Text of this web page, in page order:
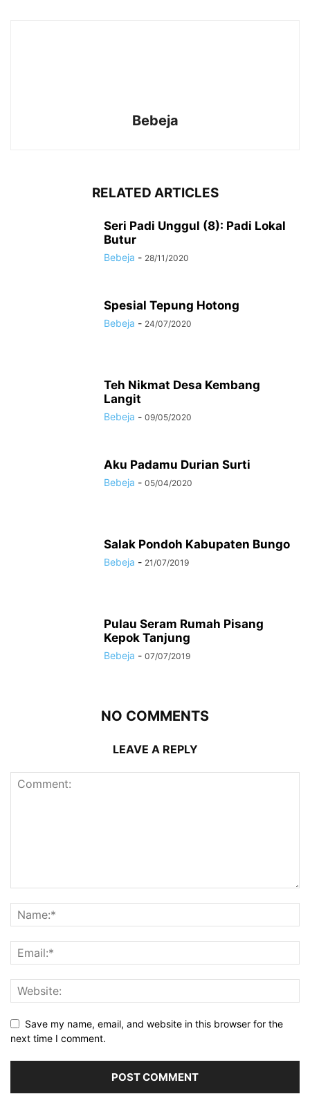
Bebeja
RELATED ARTICLES
Seri Padi Unggul (8): Padi Lokal
Butur
Bebeja - 28/11/2020
Spesial Tepung Hotong
Bebeja - 24/07/2020
Teh Nikmat Desa Kembang
Langit
Bebeja - 09/05/2020
Aku Padamu Durian Surti
Bebeja - 05/04/2020
Salak Pondoh Kabupaten Bungo
Bebeja - 21/07/2019
Pulau Seram Rumah Pisang
Kepok Tanjung
Bebeja - 07/07/2019
NO COMMENTS
LEAVE A REPLY
Save my name, email, and website in this browser for the
next time I comment.